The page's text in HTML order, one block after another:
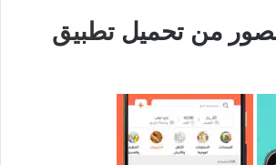
من تحميل تطبيق